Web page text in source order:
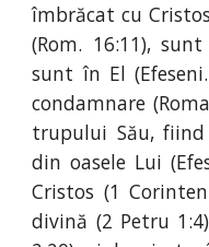
îmbrăcat cu
(Rom. 16:11),
sunt în El
condamnare
trupului Său,
din oasele Lui
Cristos (1
divină (2 Petru